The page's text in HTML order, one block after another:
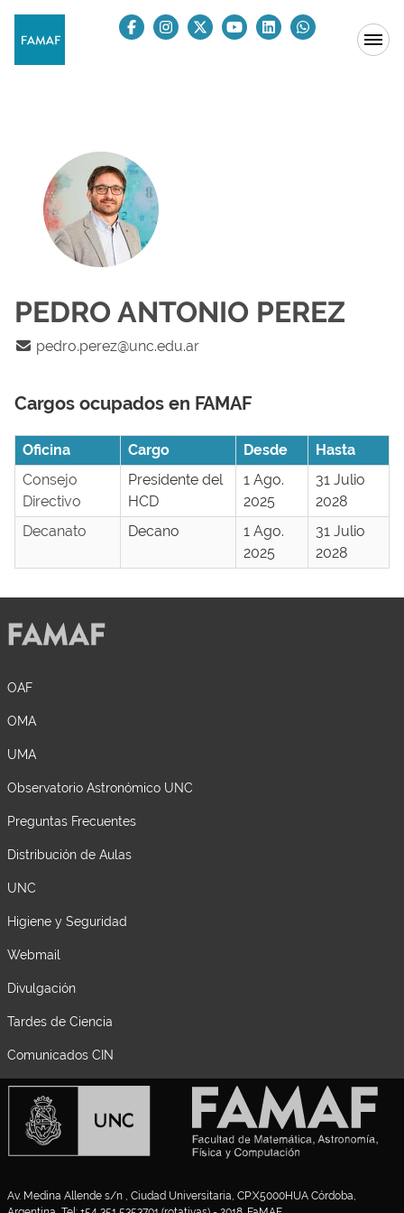
PEDRO ANTONIO PEREZ
pedro.perez@unc.edu.ar
Cargos ocupados en FAMAF
Oficina Cargo Desde
Hasta
Consejo
Directivo
Presidente del
HCD
1 Ago.
2025
31 Julio
2028
Decanato
Decano
1 Ago.
2025
31 Julio
2028
OAF
OMA
UMA
Observatorio Astronómico UNC
Preguntas Frecuentes
Distribución de Aulas
UNC
Higiene y Seguridad
Webmail
Divulgación
Tardes de Ciencia
Comunicados CIN
Av. Medina Allende s/n , Ciudad Universitaria, CP:X5000HUA Córdoba,